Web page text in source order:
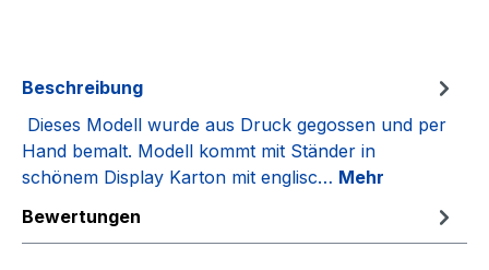
Beschreibung
Dieses Modell wurde aus Druck gegossen und per
Hand bemalt. Modell kommt mit Ständer in
schönem Display Karton mit englisc… Mehr
Bewertungen